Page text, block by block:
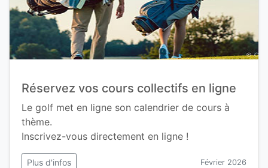
Réservez vos cours collectifs en ligne
Le golf met en ligne son calendrier de cours à
thème.
Inscrivez-vous directement en ligne !
Plus d'infos Février 2026